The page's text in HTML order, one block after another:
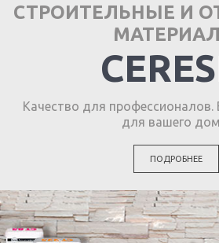
СТРОИТЕЛЬНЫЕ И
Качество для
для вашего
ПОДРОБНЕЕ